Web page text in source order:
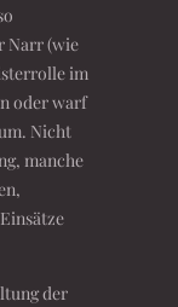
Narr (wie
im
oder warf
Nicht
manche
der